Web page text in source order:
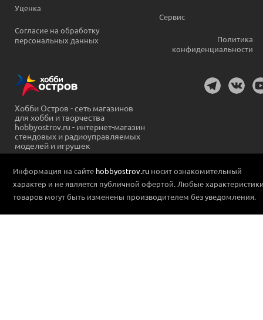
Уценка
Согласие на обработку
персональных данных
Сервис
Политика
конфиденциальности
Хобби Остров - сеть магазинов
для хобби и творчества
hobbyostrov.ru - интернет-магазин
стендовых и радиоуправляемых
моделей и игрушек
Информация на сайте hobbyostrov.ru носит ознакомительный
характер и не является публичной офертой. Любые
товаров могут быть изменены производителем без уведомления.